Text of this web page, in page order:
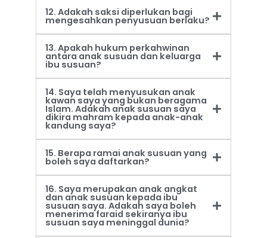
12. Adakah saksi diperlukan bagi
mengesahkan penyusuan berlaku?
13. Apakah hukum perkahwinan
antara anak susuan dan keluarga
ibu susuan?
14. Saya telah menyusukan anak
kawan saya yang bukan beragama
Islam. Adakah anak susuan saya
dikira mahram kepada anak-anak
kandung saya?
15. Berapa ramai anak susuan yang
boleh saya daftarkan?
16. Saya merupakan anak angkat
dan anak susuan kepada ibu
susuan saya. Adakah saya boleh
menerima faraid sekiranya ibu
susuan saya meninggal dunia?